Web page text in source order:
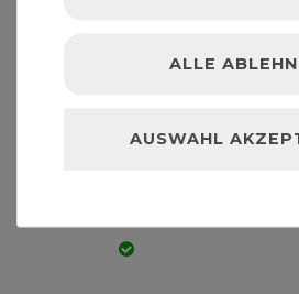
ALLE
AUSWAHL